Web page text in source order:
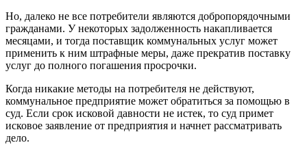
Но, далеко не все потребители являются добропорядочными
гражданами. У некоторых задолженность накапливается
месяцами, и тогда поставщик коммунальных услуг может
применить к ним штрафные меры, даже прекратив поставку
услуг до полного погашения просрочки.
Когда никакие методы на потребителя не действуют,
коммунальное предприятие может обратиться за помощью в
суд. Если срок исковой давности не истек, то суд примет
исковое заявление от предприятия и начнет рассматривать
дело.